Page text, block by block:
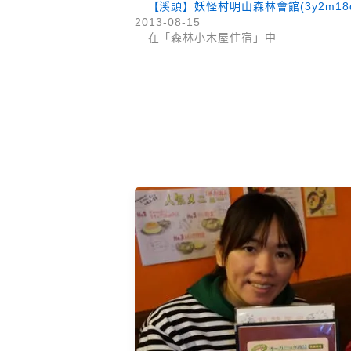
【溪頭】妖怪村明山森林會館
2013-08-15
在「森林小木屋住宿」中